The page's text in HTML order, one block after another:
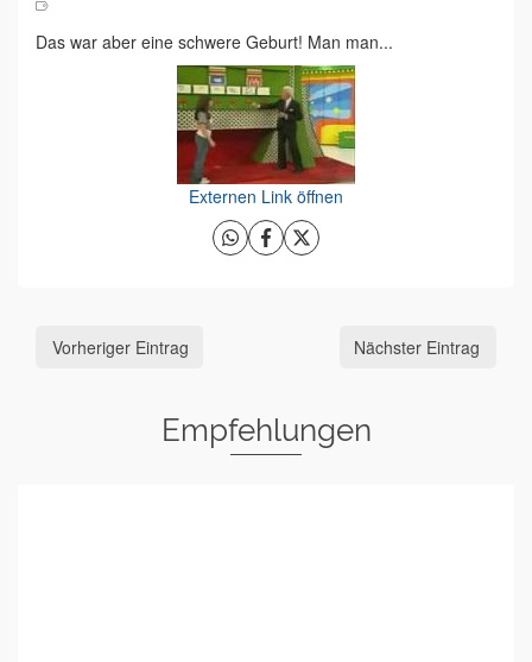
Das war aber eine schwere Geburt! Man man...
Externen Link öffnen
Vorheriger Eintrag Nächster Eintrag
Empfehlungen